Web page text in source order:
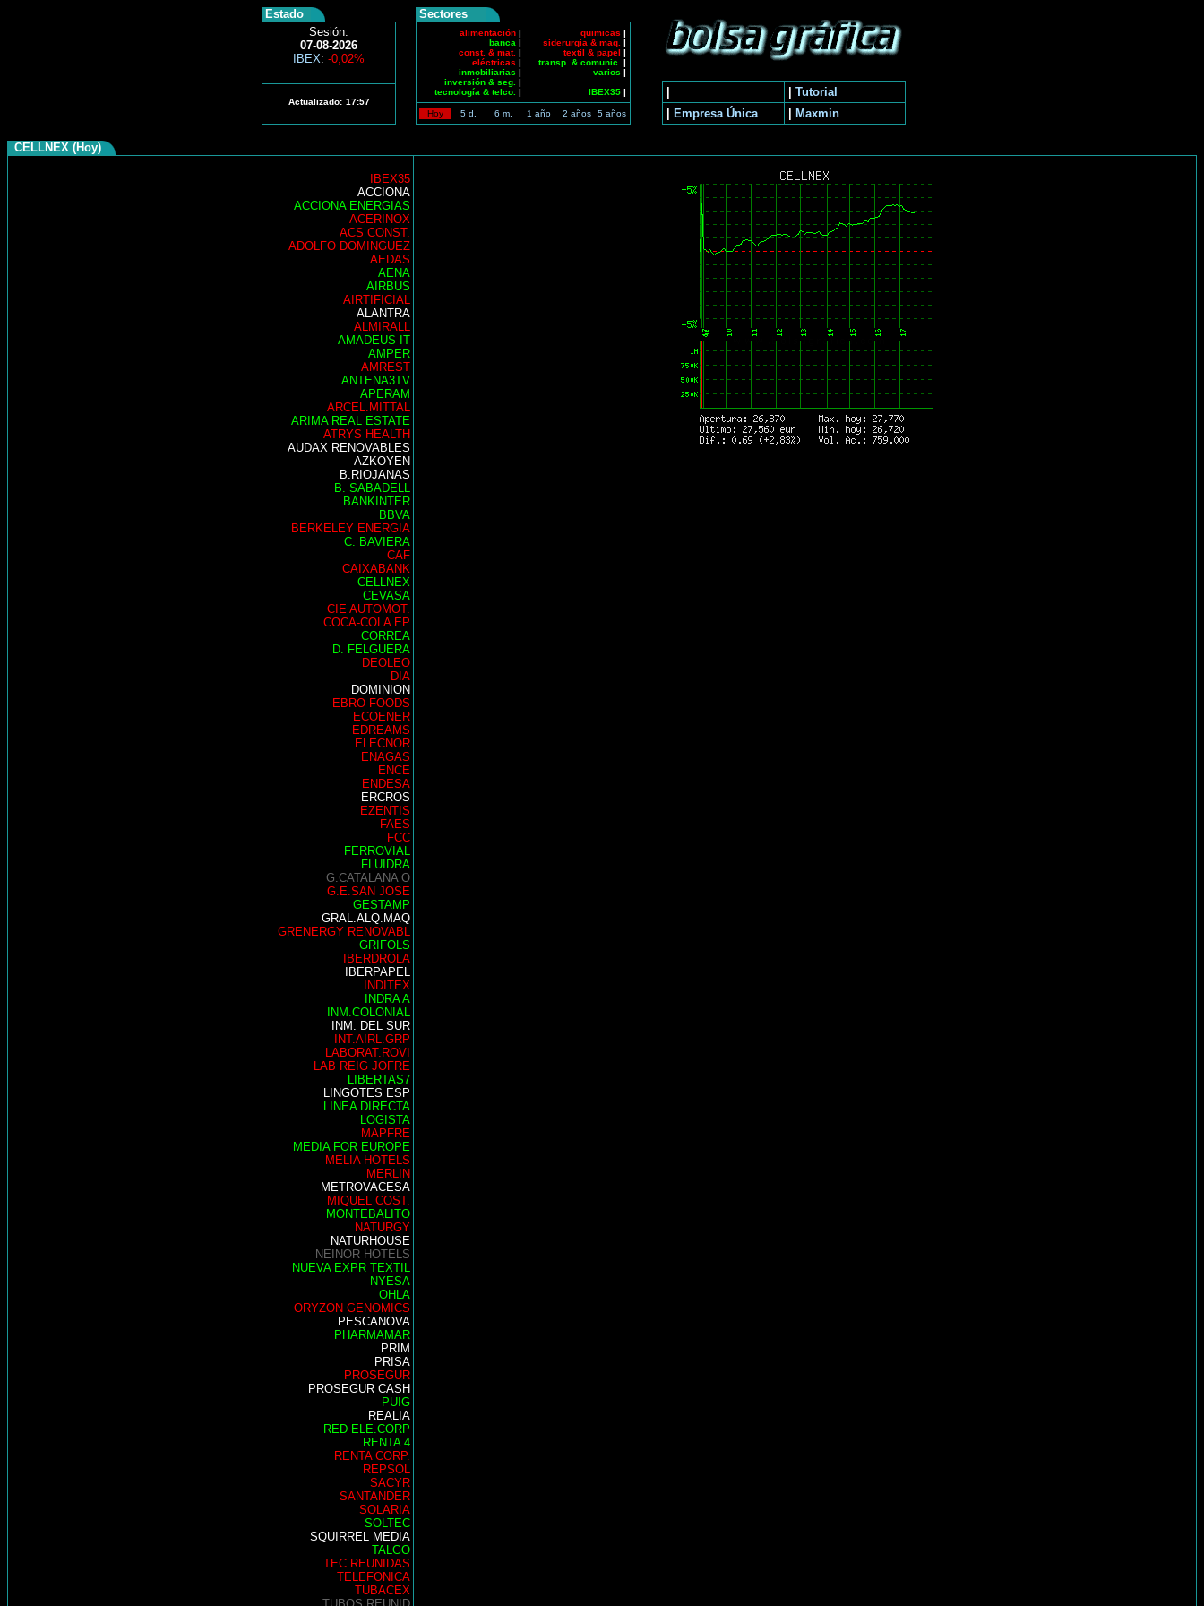
Estado
Sesión:
07-08-2026
IBEX: -0,02%
Actualizado: 17:57
Sectores
alimentación |
banca |
const. & mat. |
eléctricas |
inmobiliarias |
inversión & seg. |
tecnología & telco. |
quimicas |
siderurgia & maq. |
textil & papel |
transp. & comunic.
|
varios |
IBEX35 |
Hoy 5 d. 6 m. 1 año 2 años 5 años
Tutorial
Empresa Única Maxmin
CELLNEX (Hoy)
IBEX35
ACCIONA
ACCIONA ENERGIAS
ACERINOX
ACS CONST.
ADOLFO DOMINGUEZ
AEDAS
AENA
AIRBUS
AIRTIFICIAL
ALANTRA
ALMIRALL
AMADEUS IT
AMPER
AMREST
ANTENA3TV
APERAM
ARCEL.MITTAL
ARIMA REAL ESTATE
ATRYS HEALTH
AUDAX RENOVABLES
AZKOYEN
B.RIOJANAS
B. SABADELL
BANKINTER
BBVA
BERKELEY ENERGIA
C. BAVIERA
CAF
CAIXABANK
CELLNEX
CEVASA
CIE AUTOMOT.
COCA-COLA EP
CORREA
D. FELGUERA
DEOLEO
DIA
DOMINION
EBRO FOODS
ECOENER
EDREAMS
ELECNOR
ENAGAS
ENCE
ENDESA
ERCROS
EZENTIS
FAES
FCC
FERROVIAL
FLUIDRA
G.CATALANA O
G.E.SAN JOSE
GESTAMP
GRAL.ALQ.MAQ
GRENERGY RENOVABL
GRIFOLS
IBERDROLA
IBERPAPEL
INDITEX
INDRA A
INM.COLONIAL
INM. DEL SUR
INT.AIRL.GRP
LABORAT.ROVI
LAB REIG JOFRE
LIBERTAS7
LINGOTES ESP
LINEA DIRECTA
LOGISTA
MAPFRE
MEDIA FOR EUROPE
MELIA HOTELS
MERLIN
METROVACESA
MIQUEL COST.
MONTEBALITO
NATURGY
NATURHOUSE
NEINOR HOTELS
NUEVA EXPR TEXTIL
NYESA
OHLA
ORYZON GENOMICS
PESCANOVA
PHARMAMAR
PRIM
PRISA
PROSEGUR
PROSEGUR CASH
PUIG
REALIA
RED ELE.CORP
RENTA 4
RENTA CORP.
REPSOL
SACYR
SANTANDER
SOLARIA
SOLTEC
SQUIRREL MEDIA
TALGO
TEC.REUNIDAS
TELEFONICA
TUBACEX